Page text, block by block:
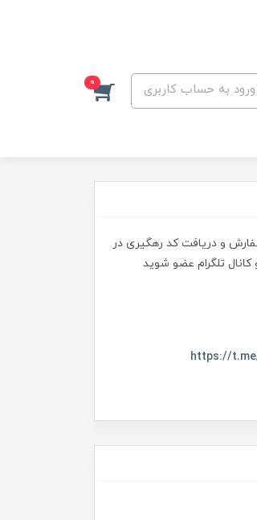
ورود به حساب کاربری 0
و دریافت کد رهگیری در
تلگرام عضو شوید
https://